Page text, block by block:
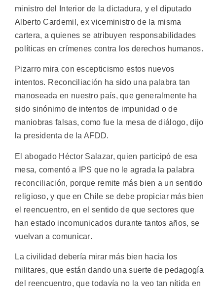
ministro del Interior de la dictadura, y el diputado
Alberto Cardemil, ex viceministro de la misma
cartera, a quienes se atribuyen responsabilidades
políticas en crímenes contra los derechos humanos.
Pizarro mira con escepticismo estos nuevos
intentos. Reconciliación ha sido una palabra tan
manoseada en nuestro país, que generalmente ha
sido sinónimo de intentos de impunidad o de
maniobras falsas, como fue la mesa de diálogo, dijo
la presidenta de la AFDD.
El abogado Héctor Salazar, quien participó de esa
mesa, comentó a IPS que no le agrada la palabra
reconciliación, porque remite más bien a un sentido
religioso, y que en Chile se debe propiciar más bien
el reencuentro, en el sentido de que sectores que
han estado incomunicados durante tantos años, se
vuelvan a comunicar.
La civilidad debería mirar más bien hacia los
militares, que están dando una suerte de pedagogía
del reencuentro, que todavía no la veo tan nítida en